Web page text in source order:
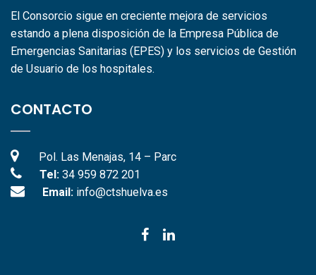
El Consorcio sigue en creciente mejora de servicios
estando a plena disposición de la Empresa Pública de
Emergencias Sanitarias (EPES) y los servicios de Gestión
de Usuario de los hospitales.
CONTACTO
Pol. Las Menajas, 14 – Parc
Tel: 34 959 872 201
Email: info@ctshuelva.es